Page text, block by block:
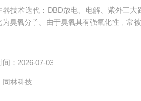
器技术迭代：DBD放电、电解、紫外三
为臭氧分子。由于臭氧具有强氧化性，常
间：2026-07-03
同林科技